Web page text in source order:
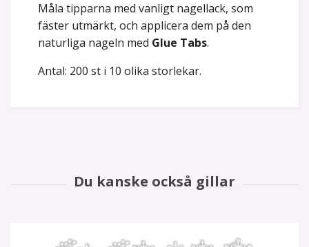
Måla tipparna med vanligt nagellack, som
fäster utmärkt, och applicera dem på den
naturliga nageln med Glue Tabs.
Antal: 200 st i 10 olika storlekar.